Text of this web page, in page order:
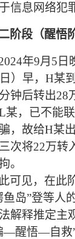
信息网络犯
阶段（醒悟
年9月5日
）早， H某到
钟后转出28
某，已不能
， 故给H某
次将22万转
。
可见，在此
鱼岛”登等人
解释推定主
—醒悟—自救